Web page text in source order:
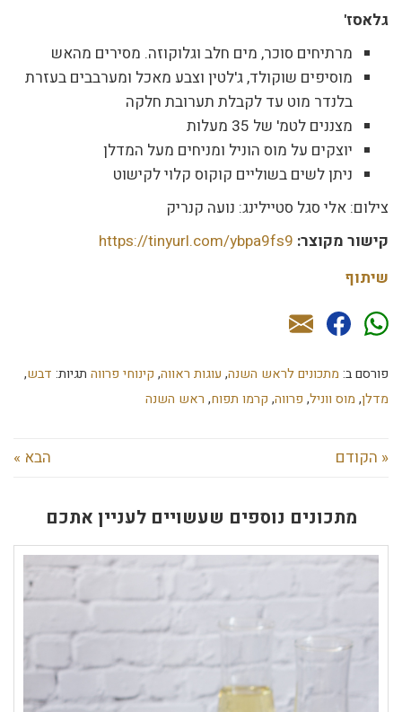
גלאסז'
מרתיחים סוכר, מים חלב וגלוקוזה. מסירים מהאש
מוסיפים שוקולד, ג'לטין וצבע מאכל ומערבבים בעזרת
בלנדר מוט עד לקבלת תערובת חלקה
מצננים לטמ' של 35 מעלות
יוצקים על מוס הוניל ומניחים מעל המדלן
ניתן לשים בשוליים קוקוס קלוי לקישוט
צילום: אלי סגל סטיילינג: נועה קנריק
קישור מקוצר: https://tinyurl.com/ybpa9fs9
שיתוף
פורסם ב: מתכונים לראש השנה, עוגות ראווה, קינוחי פרווה תגיות: דבש,
מדלן, מוס ווניל, פרווה, קרמו תפוח, ראש השנה
« הקודם הבא »
מתכונים נוספים שעשויים לעניין אתכם